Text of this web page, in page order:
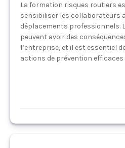
La formation risques routiers
sensibiliser les collaborateurs
déplacements professionnels.
peuvent avoir des
l’entreprise, et il est essentiel
actions de prévention efficaces